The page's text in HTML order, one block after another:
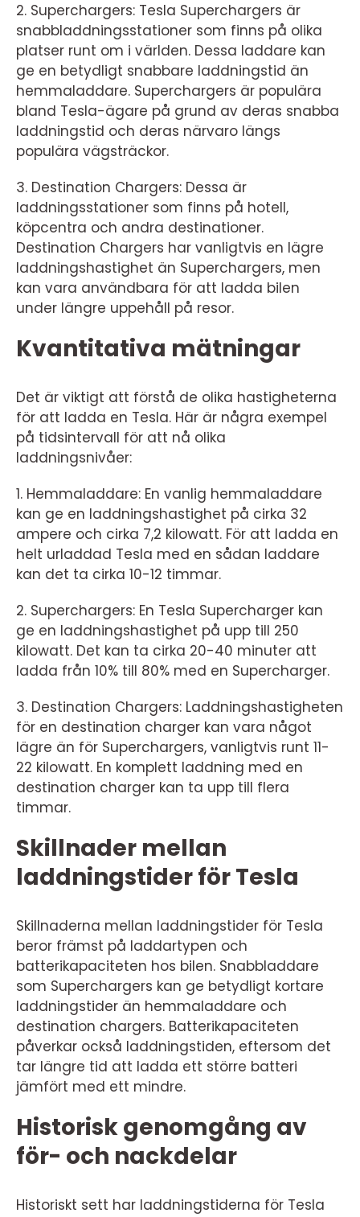
2. Superchargers: Tesla Superchargers är
snabbladdningsstationer som finns på olika
platser runt om i världen. Dessa laddare kan
ge en betydligt snabbare laddningstid än
hemmaladdare. Superchargers är populära
bland Tesla-ägare på grund av deras snabba
laddningstid och deras närvaro längs
populära vägsträckor.
3. Destination Chargers: Dessa är
laddningsstationer som finns på hotell,
köpcentra och andra destinationer.
Destination Chargers har vanligtvis en lägre
laddningshastighet än Superchargers, men
kan vara användbara för att ladda bilen
under längre uppehåll på resor.
Kvantitativa mätningar
Det är viktigt att förstå de olika hastigheterna
för att ladda en Tesla. Här är några exempel
på tidsintervall för att nå olika
laddningsnivåer:
1. Hemmaladdare: En vanlig hemmaladdare
kan ge en laddningshastighet på cirka 32
ampere och cirka 7,2 kilowatt. För att ladda en
helt urladdad Tesla med en sådan laddare
kan det ta cirka 10-12 timmar.
2. Superchargers: En Tesla Supercharger kan
ge en laddningshastighet på upp till 250
kilowatt. Det kan ta cirka 20-40 minuter att
ladda från 10% till 80% med en Supercharger.
3. Destination Chargers: Laddningshastigheten
för en destination charger kan vara något
lägre än för Superchargers, vanligtvis runt 11-
22 kilowatt. En komplett laddning med en
destination charger kan ta upp till flera
timmar.
Skillnader mellan
laddningstider för Tesla
Skillnaderna mellan laddningstider för Tesla
beror främst på laddartypen och
batterikapaciteten hos bilen. Snabbladdare
som Superchargers kan ge betydligt kortare
laddningstider än hemmaladdare och
destination chargers. Batterikapaciteten
påverkar också laddningstiden, eftersom det
tar längre tid att ladda ett större batteri
jämfört med ett mindre.
Historisk genomgång av
för- och nackdelar
Historiskt sett har laddningstiderna för Tesla